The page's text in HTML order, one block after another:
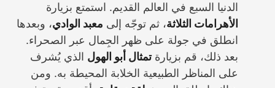
الدنيا السبع في العالم القديم. استمتع بزيارة
الأهرامات الثلاثة، ثم توجّه إلى معبد الوادي، وبعدها
انطلق في جولة على ظهر الجِمال عبر الصحراء.
بعد ذلك، قم بزيارةتمثال أبو الهول الذي يُشرف
على المناظر الطبيعية الخلابة المحيطة به. ومن